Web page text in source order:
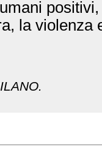
la violenza